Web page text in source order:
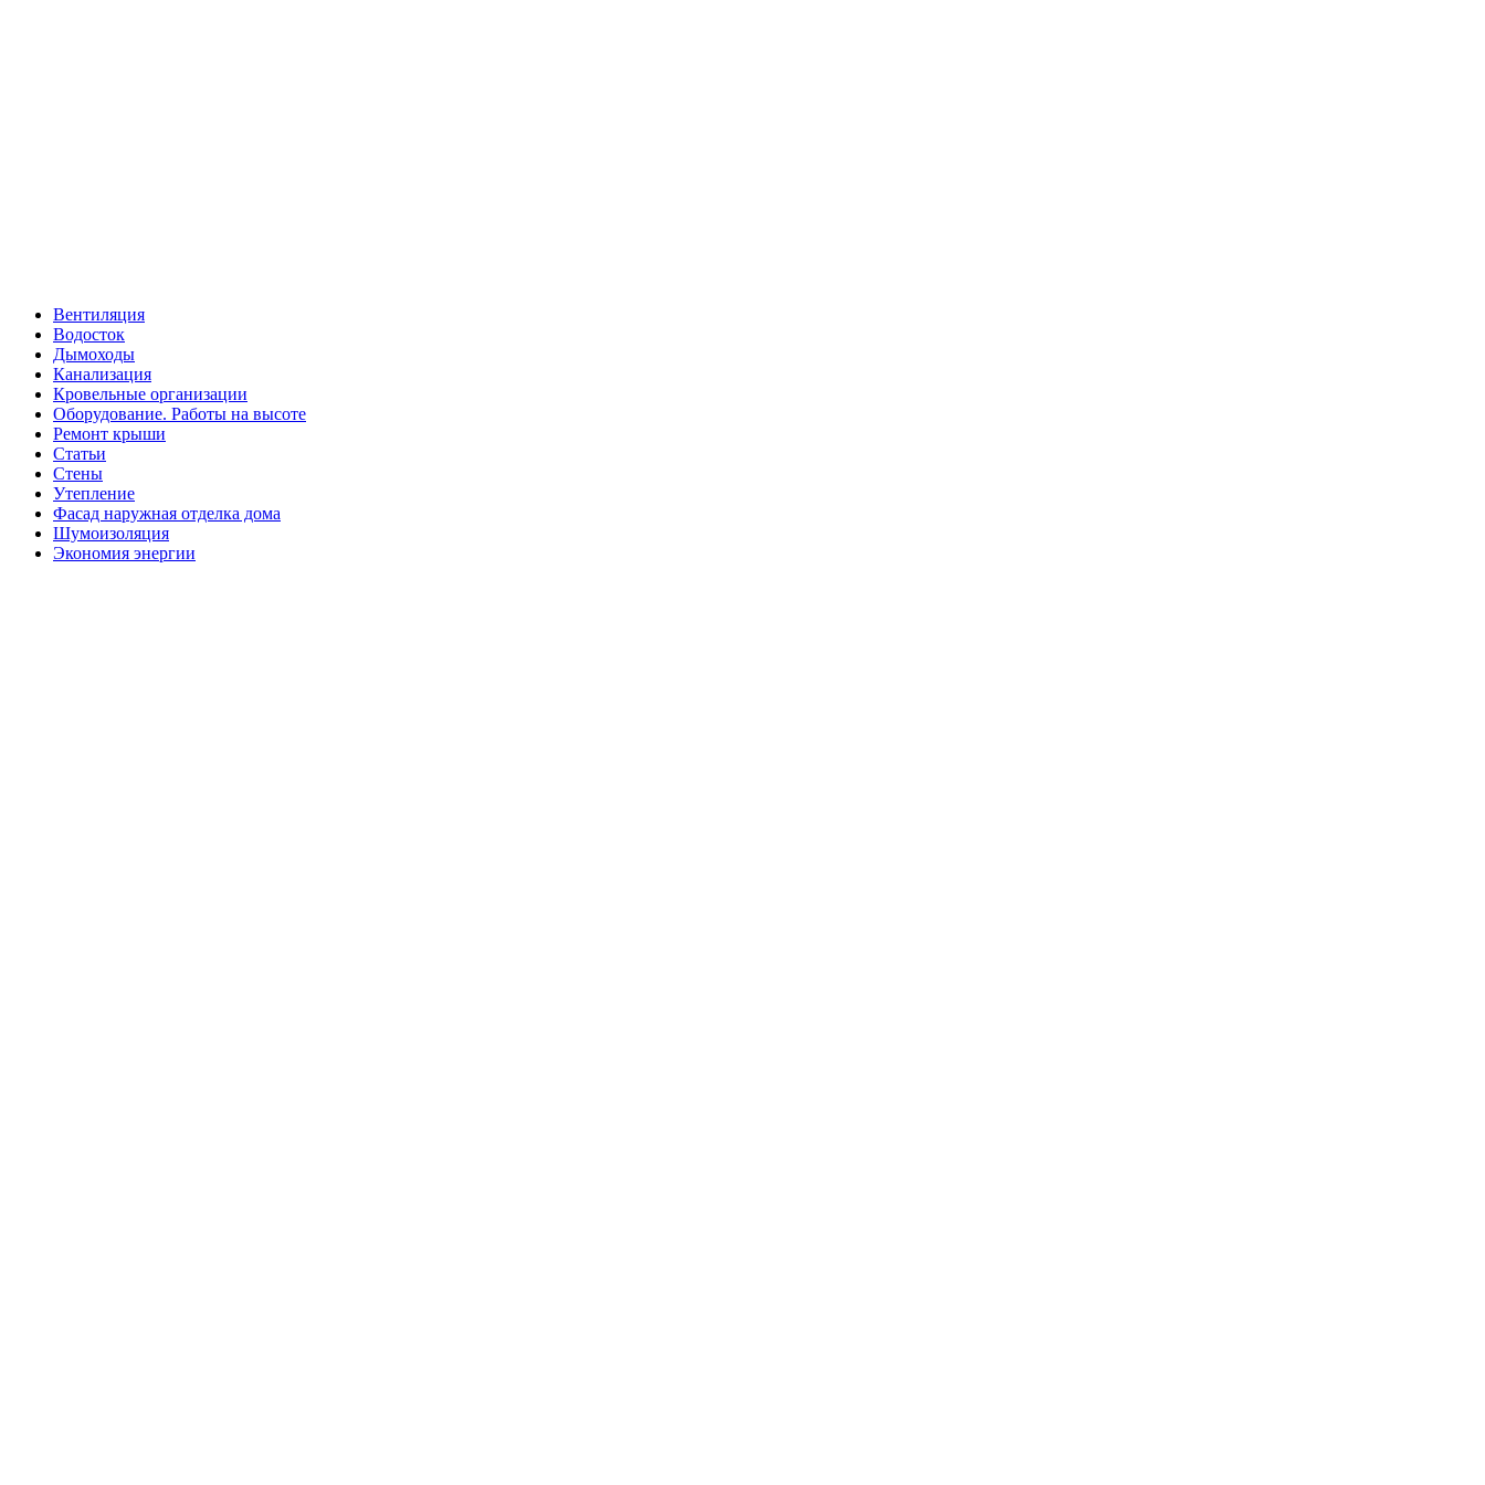
Вентиляция
Водосток
Дымоходы
Канализация
Кровельные организации
Оборудование. Работы на высоте
Ремонт крыши
Статьи
Стены
Утепление
Фасад наружная отделка дома
Шумоизоляция
Экономия энергии